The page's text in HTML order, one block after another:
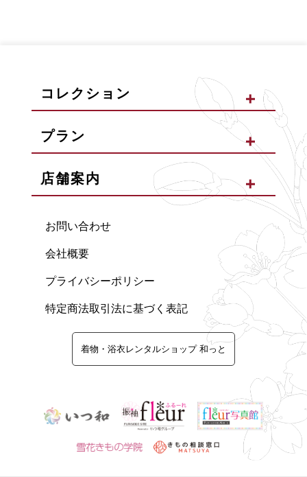
コレクション
プラン
店舗案内
お問い合わせ
会社概要
プライバシーポリシー
特定商法取引法に基づく表記
着物・浴衣レンタルショップ 和っと